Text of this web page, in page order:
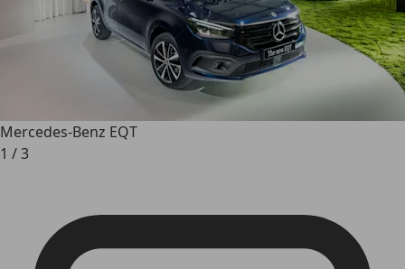
Mercedes-Benz EQT
1 /3